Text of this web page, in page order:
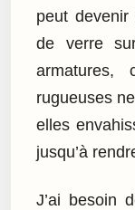
peut
de verre
armatures,
rugueuses
elles
jusqu’à
J’ai besoin